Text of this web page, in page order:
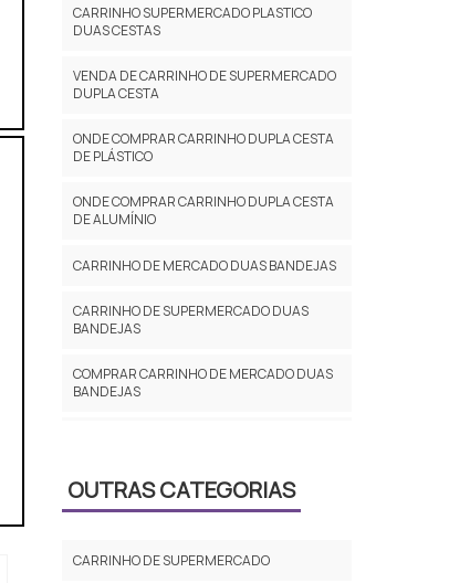
CARRINHO SUPERMERCADO PLASTICO
DUAS CESTAS
VENDA DE CARRINHO DE SUPERMERCADO
DUPLA CESTA
ONDE COMPRAR CARRINHO DUPLA CESTA
DE PLÁSTICO
ONDE COMPRAR CARRINHO DUPLA CESTA
DE ALUMÍNIO
CARRINHO DE MERCADO DUAS BANDEJAS
CARRINHO DE SUPERMERCADO DUAS
BANDEJAS
COMPRAR CARRINHO DE MERCADO DUAS
BANDEJAS
CARRINHO SUPERMERCADO PEQUENO
DUAS BANDEJAS
VENDA DE CARRINHO DE SUPERMERCADO
OUTRAS CATEGORIAS
CARRINHO DE SUPERMERCADO